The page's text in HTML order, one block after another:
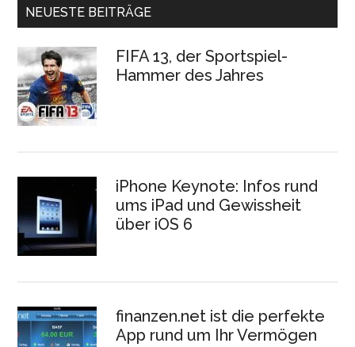
NEUESTE BEITRÄGE
FIFA 13, der Sportspiel-
Hammer des Jahres
iPhone Keynote: Infos rund
ums iPad und Gewissheit
über iOS 6
finanzen.net ist die perfekte
App rund um Ihr Vermögen